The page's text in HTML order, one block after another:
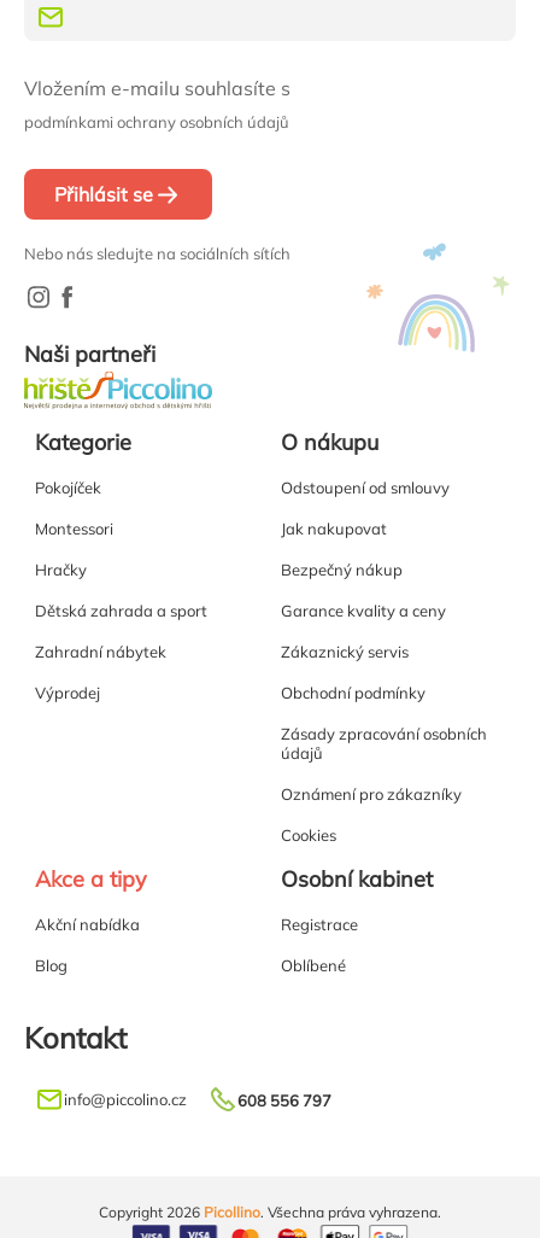
Vložením e-mailu souhlasíte s
podmínkami ochrany osobních údajů
Přihlásit se
Nebo nás sledujte na sociálních sítích
Naši partneři
Kategorie
Pokojíček
Montessori
Hračky
Dětská zahrada a sport
Zahradní nábytek
Výprodej
O nákupu
Odstoupení od smlouvy
Jak nakupovat
Bezpečný nákup
Garance kvality a ceny
Zákaznický servis
Obchodní podmínky
Zásady zpracování osobních
údajů
Oznámení pro zákazníky
Cookies
Akce a tipy
Akční nabídka
Blog
Osobní kabinet
Registrace
Oblíbené
Kontakt
info@piccolino.cz 608 556 797
Copyright 2026 Picollino. Všechna práva vyhrazena.